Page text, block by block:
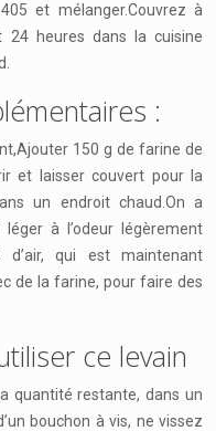
et mélanger.Couvrez à
24 heures dans la cuisine
:
150 g de farine de
et laisser couvert pour la
un endroit chaud.On a
à l’odeur légèrement
d’air, qui est maintenant
de la farine, pour faire des
ce levain
quantité restante, dans un
bouchon à vis, ne vissez